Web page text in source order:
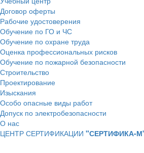
Договор оферты
Рабочие удостоверения
Обучение по ГО и ЧС
Обучение по охране труда
Оценка профессиональных рисков
Обучение по пожарной безопасности
Строительство
Проектирование
Изыскания
Особо опасные виды работ
Допуск по электробезопасности
О нас
ЦЕНТР СЕРТИФИКАЦИИ "СЕРТИФИКА-